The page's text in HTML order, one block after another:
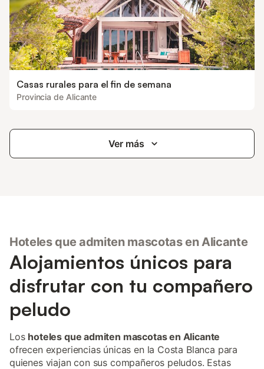
Casas rurales para el fin de semana
Provincia de Alicante
Ver más
Hoteles que admiten mascotas en Alicante
Alojamientos únicos para
disfrutar con tu compañero
peludo
Los hoteles que admiten mascotas en Alicante
ofrecen experiencias únicas en la Costa Blanca para
quienes viajan con sus compañeros peludos. Estas